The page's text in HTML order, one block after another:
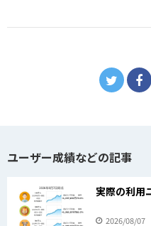
ユーザー成績などの記事
実際の利用
2026/08/07